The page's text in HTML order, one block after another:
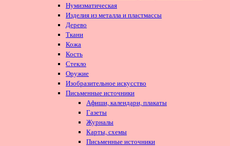
Нумизматическая
Изделия из металла и пластмассы
Дерево
Ткани
Кожа
Кость
Стекло
Оружие
Изобразительное искусство
Письменные источники
Афиши, календари, плакаты
Газеты
Журналы
Карты, схемы
Письменные источники